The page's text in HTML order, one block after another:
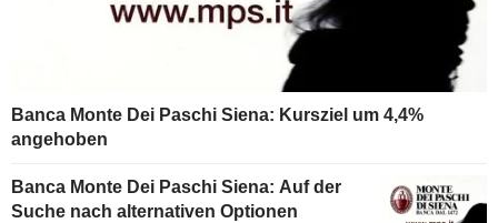
Banca Monte Dei Paschi Siena: Kursziel um 4,4%
angehoben
Banca Monte Dei Paschi Siena: Auf der
Suche nach alternativen Optionen